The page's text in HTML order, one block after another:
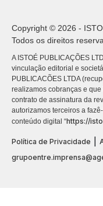
Copyright © 2026 -
Todos os direitos
A ISTOÉ PUBLICAÇÕES
vinculação editorial e
PUBLICACÕES LTDA
realizamos cobranças e
contrato de assinatura da
autorizamos terceiros a
conteúdo digital “https://
Política de Privacidade